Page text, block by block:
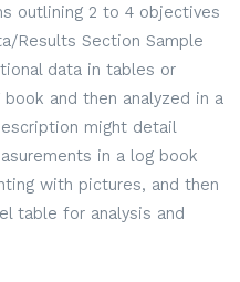
outlining 2 to 4 objectives
Results Section Sample
data in tables or
and then analyzed in a
might detail
in a log book
with pictures, and then
table for analysis and